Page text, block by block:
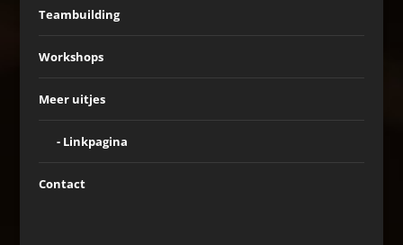
Teambuilding
Workshops
Meer uitjes
Linkpagina
Contact